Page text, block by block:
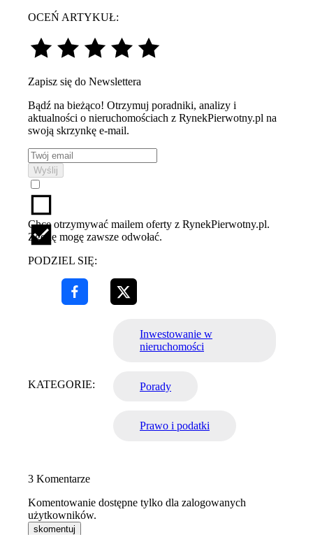
OCEŃ ARTYKUŁ:
Zapisz się do Newslettera
Bądź na bieżąco! Otrzymuj poradniki, analizy i
aktualności o nieruchomościach z RynekPierwotny.pl na
swoją skrzynkę e-mail.
Wyślij
Chcę otrzymywać mailem oferty z RynekPierwotny.pl.
Zgodę mogę zawsze odwołać.
PODZIEL SIĘ:
KATEGORIE:
Inwestowanie w
nieruchomości
Porady
Prawo i podatki
3 Komentarze
Komentowanie dostępne tylko dla zalogowanych
użytkowników.
skomentuj